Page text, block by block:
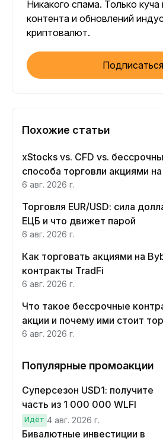
Никакого спама. Только куча
контента и обновлений
криптовалют.
Подписаться
Похожие статьи
xStocks vs. CFD vs.
способа торговли акциями
6 авг. 2026 г.
Торговля EUR/USD: сила
ЕЦБ и что движет парой
6 авг. 2026 г.
Как торговать акциями на
контракты TradFi
6 авг. 2026 г.
Что такое бессрочные
акции и почему ими стоит
6 авг. 2026 г.
Популярные промоакции
Суперсезон USD1: получите
часть из 1 000 000 WLFI
Идёт 4 авг. 2026 г.
Бивалютные инвестиции в